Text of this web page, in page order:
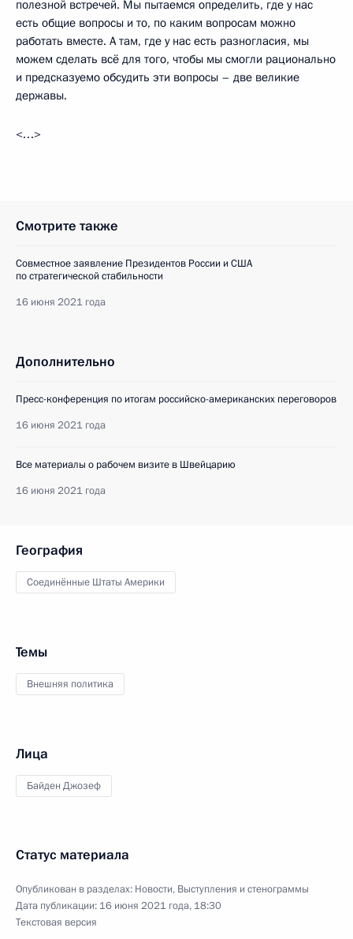
полезной встречей. Мы пытаемся определить, где у нас
есть общие вопросы и то, по каким вопросам можно
работать вместе. А там, где у нас есть разногласия, мы
можем сделать всё для того, чтобы мы смогли рационально
и предсказуемо обсудить эти вопросы – две великие
державы.
<…>
Смотрите также
Совместное заявление Президентов России и США
по стратегической стабильности
16 июня 2021 года
Дополнительно
Пресс-конференция по итогам российско-американских переговоров
16 июня 2021 года
Все материалы о рабочем визите в Швейцарию
16 июня 2021 года
География
Соединённые Штаты Америки
Темы
Внешняя политика
Лица
Байден Джозеф
Статус материала
Опубликован в разделах: Новости, Выступления и стенограммы
Дата публикации: 16 июня 2021 года, 18:30
Текстовая версия